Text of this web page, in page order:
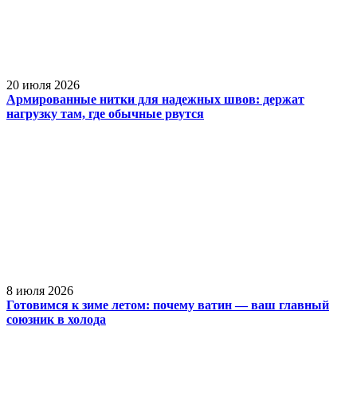
20 июля 2026
Армированные нитки для надежных швов: держат
нагрузку там, где обычные рвутся
8 июля 2026
Готовимся к зиме летом: почему ватин — ваш главный
союзник в холода